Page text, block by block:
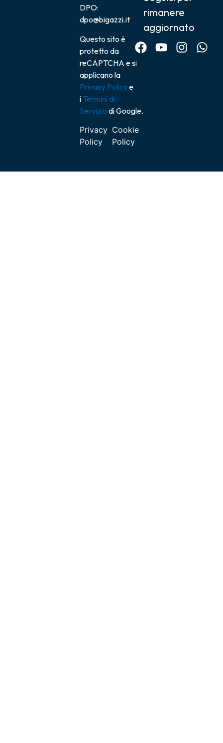
DPO:
dpo@bigazzi.it
Questo sito è
protetto da
reCAPTCHA e si
applicano la
Privacy Policye
i Termini di
Servizio di Google.
Privacy
Policy
Cookie
Policy
rimanere
aggiornato